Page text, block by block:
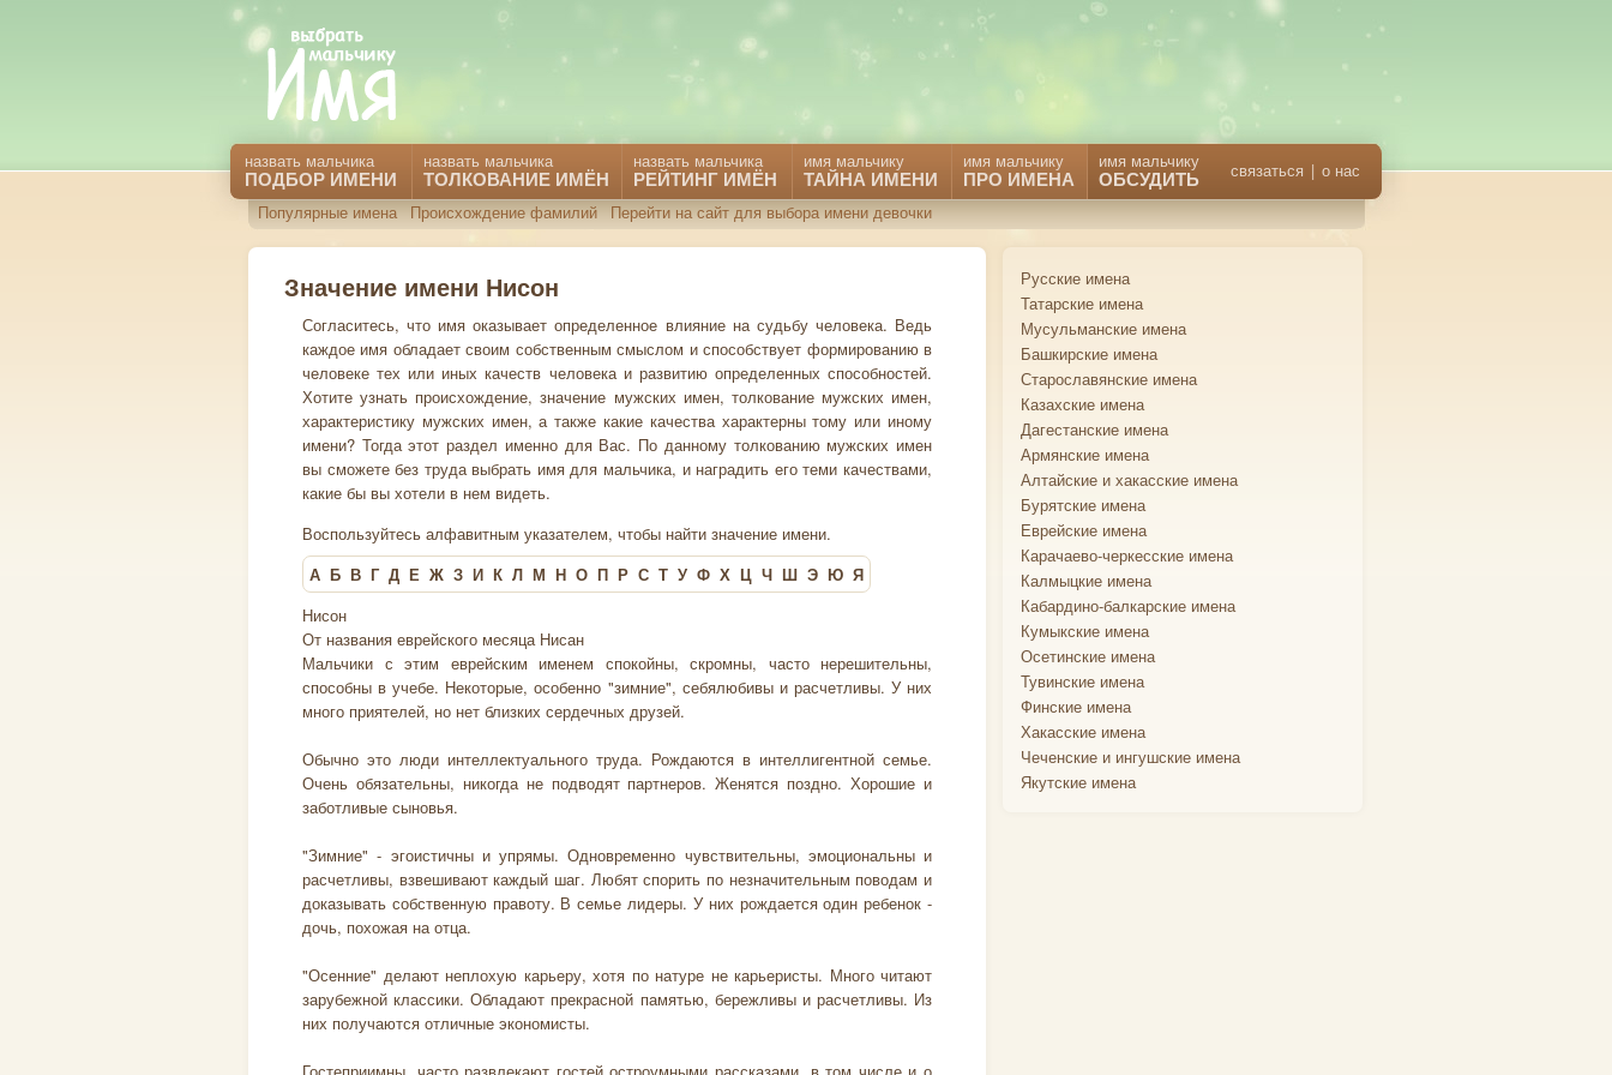
назвать мальчика
ПОДБОР ИМЕНИ
назвать мальчика
ТОЛКОВАНИЕ ИМЁН
назвать мальчика
РЕЙТИНГ ИМЁН
имя мальчику
ТАЙНА ИМЕНИ
имя мальчику
ПРО ИМЕНА
имя мальчику
ОБСУДИТЬ связаться | о нас
Популярные имена Происхождение фамилий Перейти на сайт для выбора имени девочки
Значение имени Нисон
Согласитесь, что имя оказывает определенное влияние на судьбу человека. Ведь
каждое имя обладает своим собственным смыслом и способствует формированию в
человеке тех или иных качеств человека и развитию определенных способностей.
Хотите узнать происхождение, значение мужских имен, толкование мужских имен,
характеристику мужских имен, а также какие качества характерны тому или иному
имени? Тогда этот раздел именно для Вас. По данному толкованию мужских имен
вы сможете без труда выбрать имя для мальчика, и наградить его теми качествами,
какие бы вы хотели в нем видеть.
Воспользуйтесь алфавитным указателем, чтобы найти значение имени.
А Б В Г Д Е Ж З И К Л М Н О П Р С Т У Ф Х Ц Ч Ш Э Ю Я
Нисон
От названия еврейского месяца Нисан
Мальчики с этим еврейским именем спокойны, скромны, часто нерешительны,
способны в учебе. Некоторые, особенно "зимние", себялюбивы и расчетливы. У них
много приятелей, но нет близких сердечных друзей.
Обычно это люди интеллектуального труда. Рождаются в интеллигентной семье.
Очень обязательны, никогда не подводят партнеров. Женятся поздно. Хорошие и
заботливые сыновья.
"Зимние" - эгоистичны и упрямы. Одновременно чувствительны, эмоциональны и
расчетливы, взвешивают каждый шаг. Любят спорить по незначительным поводам и
доказывать собственную правоту. В семье лидеры. У них рождается один ребенок -
дочь, похожая на отца.
"Осенние" делают неплохую карьеру, хотя по натуре не карьеристы. Много читают
зарубежной классики. Обладают прекрасной памятью, бережливы и расчетливы. Из
них получаются отличные экономисты.
Русские имена
Татарские имена
Мусульманские имена
Башкирские имена
Старославянские имена
Казахские имена
Дагестанские имена
Армянские имена
Алтайские и хакасские имена
Бурятские имена
Еврейские имена
Карачаево-черкесские имена
Калмыцкие имена
Кабардино-балкарские имена
Кумыкские имена
Осетинские имена
Тувинские имена
Финские имена
Хакасские имена
Чеченские и ингушские имена
Якутские имена